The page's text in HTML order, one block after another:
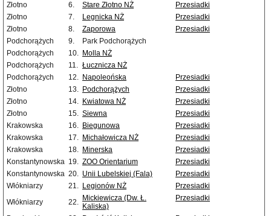
Złotno
6. Stare Złotno NŻ
Przesiadki
Złotno
7. Legnicka NŻ
Przesiadki
Złotno
8. Zaporowa
Przesiadki
Podchorążych
9.
Park Podchorążych
Podchorążych
10. Molla NŻ
Podchorążych
11. Łucznicza NŻ
Podchorążych
12. Napoleońska
Przesiadki
Złotno
13. Podchorążych
Przesiadki
Złotno
14. Kwiatowa NŻ
Przesiadki
Złotno
15. Siewna
Przesiadki
Krakowska
16. Biegunowa
Przesiadki
Krakowska
17. Michałowicza NŻ
Przesiadki
Krakowska
18. Minerska
Przesiadki
Konstantynowska 19. ZOO Orientarium
Przesiadki
Konstantynowska 20. Unii Lubelskiej (Fala)
Przesiadki
Włókniarzy
21. Legionów NŻ
Przesiadki
Włókniarzy
22. Mickiewicza (Dw. Ł.
Kaliska)
Przesiadki